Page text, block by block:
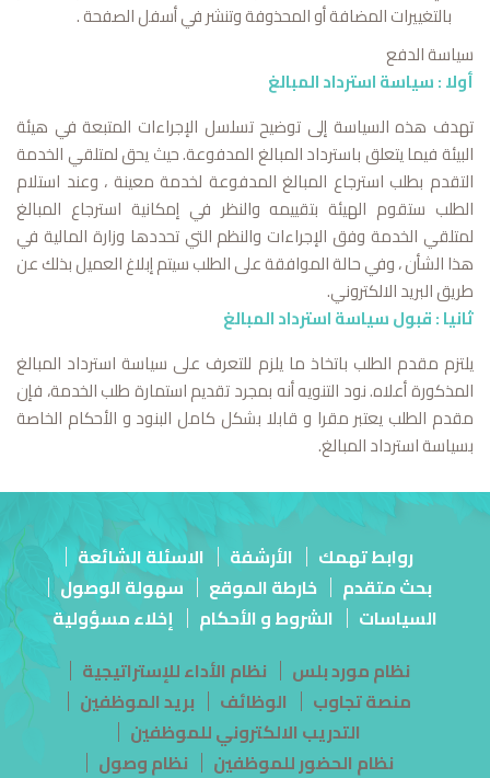
بالتغييرات المضافة أو المحذوفة وتنشر في أسفل الصفحة .
سياسة الدفع
أولا : سياسة استرداد المبالغ
تهدف هذه السياسة إلى توضيح تسلسل الإجراءات المتبعة في هيئة
البيئة فيما يتعلق باسترداد المبالغ المدفوعة. حيث يحق لمتلقي الخدمة
التقدم بطلب استرجاع المبالغ المدفوعة لخدمة معينة ، وعند استلام
الطلب ستقوم الهيئة بتقييمه والنظر في إمكانية استرجاع المبالغ
لمتلقي الخدمة وفق الإجراءات والنظم التي تحددها وزارة المالية في
هذا الشأن ، وفي حالة الموافقة على الطلب سيتم إبلاغ العميل بذلك عن
طريق البريد الالكتروني.
ثانيا : قبول سياسة استرداد المبالغ
يلتزم مقدم الطلب باتخاذ ما يلزم للتعرف على سياسة استرداد المبالغ
المذكورة أعلاه. نود التنويه أنه بمجرد تقديم استمارة طلب الخدمة، فإن
مقدم الطلب يعتبر مقرا و قابلا بشكل كامل البنود و الأحكام الخاصة
بسياسة استرداد المبالغ.
روابط تهمك الأرشفة
الاسئلة الشائعة
بحث متقدم
خارطة الموقع
سهولة الوصول
السياسات
الشروط و الأحكام
إخلاء مسؤولية
نظام مورد بلس
نظام الأداء للإستراتيجية
منصة تجاوب
الوظائف
بريد الموظفين
التدريب الالكتروني للموظفين
نظام الحضور للموظفين
نظام وصول